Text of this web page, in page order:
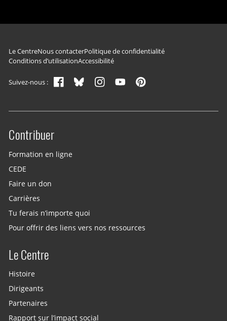
Navigation du pied de page
Le CentreNous contacterPolitique de confidentialité
Conditions d’utilisationAccessibilité
Suivez-nous :
Site menu
Contribuer
Formation en ligne
CEDE
Faire un don
Carrières
Tu ferais n’importe quoi
Pour offrir des liens vers nos ressources
Le Centre
Histoire
Dirigeants
Partenaires
Rapport sur l’impact social